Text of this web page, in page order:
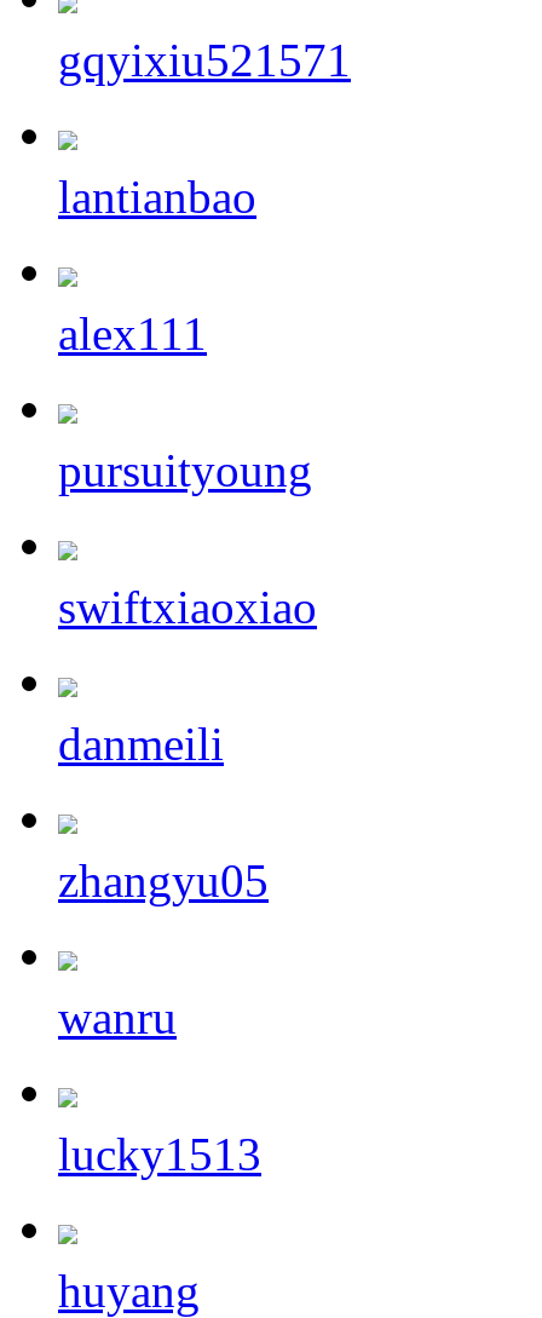
gqyixiu521571
lantianbao
alex111
pursuityoung
swiftxiaoxiao
danmeili
zhangyu05
wanru
lucky1513
huyang